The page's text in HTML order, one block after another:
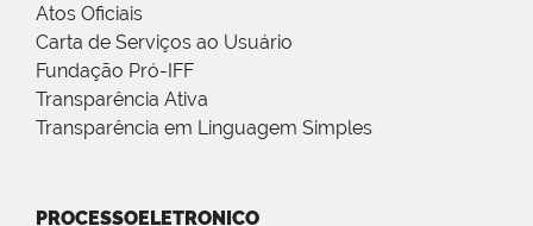
Atos Oficiais
Carta de Serviços ao Usuário
Fundação Pró-IFF
Transparência Ativa
Transparência em Linguagem Simples
PROCESSOELETRONICO